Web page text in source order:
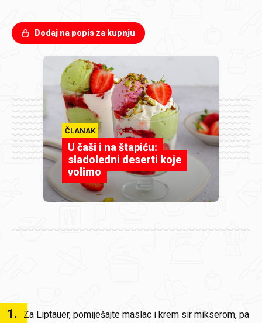
Dodaj na popis za kupnju
ČLANAK
U čaši i na štapiću:
sladoledni deserti koje
volimo
1.
Za Liptauer, pomiješajte maslac i krem sir mikserom, pa